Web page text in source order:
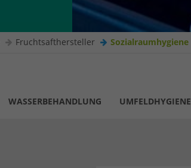
Fruchtsafthersteller Sozialraumhygiene
WASSERBEHANDLUNG UMFELDHYGIENE